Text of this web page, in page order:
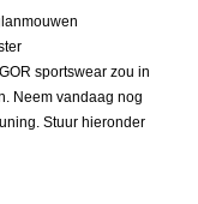
sportswear zou in
Neem vandaag nog
Stuur hieronder